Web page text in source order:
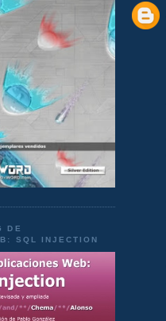
DE
SQL INJECTION